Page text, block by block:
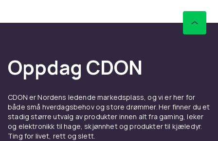
Oppdag CDON
CDON er Nordens ledende markedsplass, og vi er her for
både små hverdagsbehov og store drømmer. Her finner du et
stadig større utvalg av produkter innen alt fra gaming, leker
og elektronikk til hage, skjønnhet og produkter til kjæledyr.
Ting for livet, rett og slett.